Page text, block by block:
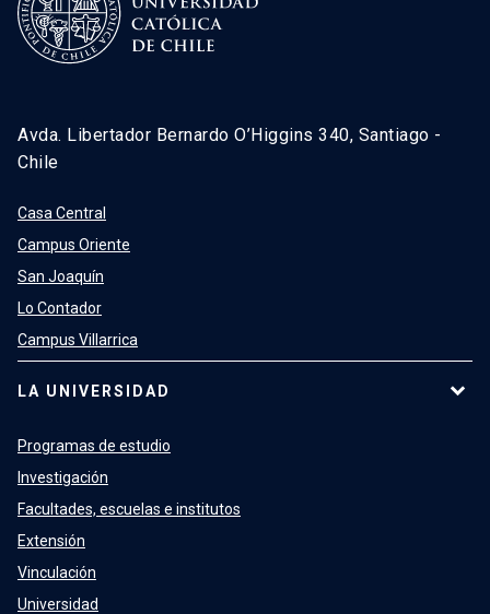
Avda. Libertador Bernardo O’Higgins 340, Santiago -
Chile
Casa Central
Campus Oriente
San Joaquín
Lo Contador
Campus Villarrica
LA UNIVERSIDAD
Programas de estudio
Investigación
Facultades, escuelas e institutos
Extensión
Vinculación
Universidad